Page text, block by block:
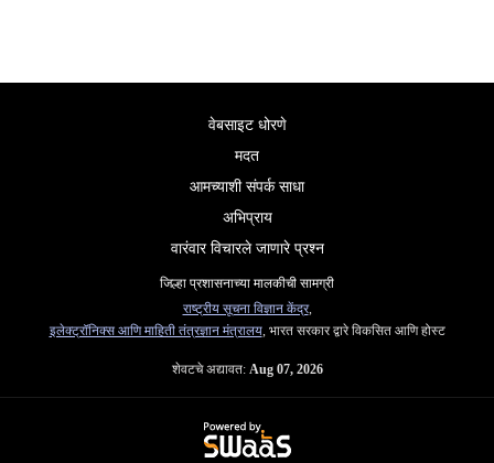
वेबसाइट धोरणे
मदत
आमच्याशी संपर्क साधा
अभिप्राय
वारंवार विचारले जाणारे प्रश्न
जिल्हा प्रशासनाच्या मालकीची सामग्री
राष्ट्रीय सूचना विज्ञान केंद्र,
इलेक्ट्रॉनिक्स आणि माहिती तंत्रज्ञान मंत्रालय, भारत सरकार द्वारे विकसित आणि होस्ट
शेवटचे अद्यावत: Aug 07, 2026